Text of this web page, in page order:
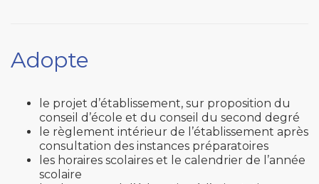
Adopte
le projet d’établissement, sur proposition du
conseil d’école et du conseil du second degré
le règlement intérieur de l’établissement après
consultation des instances préparatoires
les horaires scolaires et le calendrier de l’année
scolaire